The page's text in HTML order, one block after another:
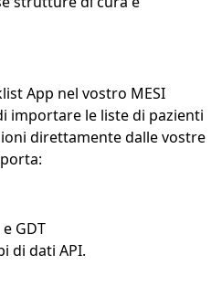
App nel vostro MESI
importare le liste di pazienti
direttamente dalle vostre
GDT
di dati API.